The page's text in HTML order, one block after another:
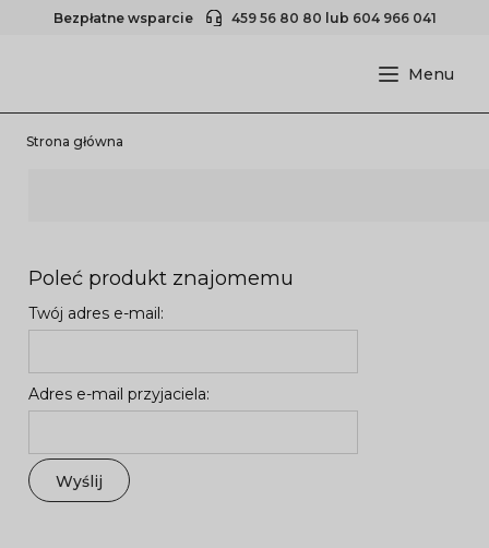
Bezpłatne wsparcie 459 56 80 80 lub 604 966 041
Strona główna
Poleć produkt znajomemu
Twój adres e-mail:
Adres e-mail przyjaciela:
Wyślij